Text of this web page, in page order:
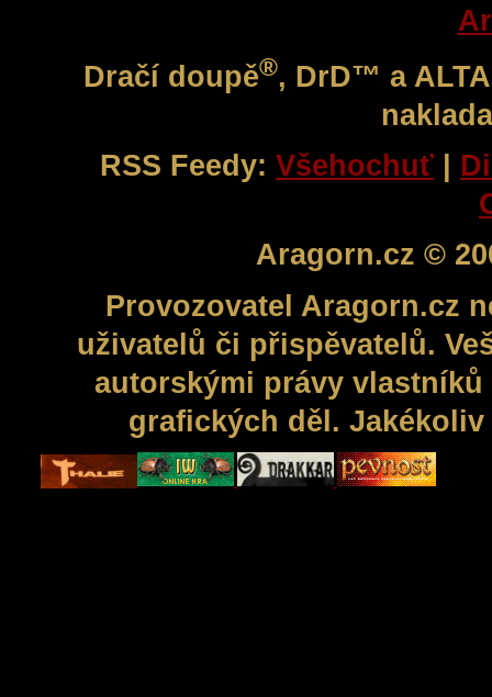
Dračí doupě®, DrD™ a
RSS Feedy: Všehochuť |
Aragorn.cz ©
Provozovatel Aragorn.cz
uživatelů či přispěvatelů.
autorskými právy
grafických děl.